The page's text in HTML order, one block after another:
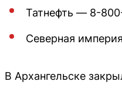
Татнефть — 8-
Северная
В Архангельске